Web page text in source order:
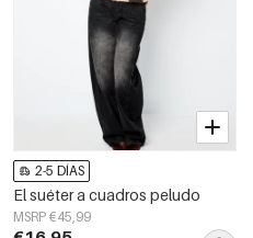
2-5 DÍAS
El suéter a cuadros peludo
MSRP €45,99